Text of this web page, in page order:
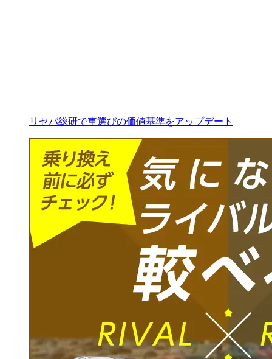
リセバ総研で車選びの価値基準をアップデート